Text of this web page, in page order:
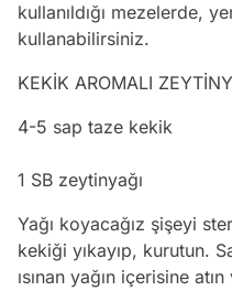
kullanıldığı mezelerde,
kullanabilirsiniz.
KEKİK AROMALI
4-5 sap taze kekik
1 SB zeytinyağı
Yağı koyacağız şişeyi
kekiği yıkayıp, kurutun.
ısınan yağın içerisine